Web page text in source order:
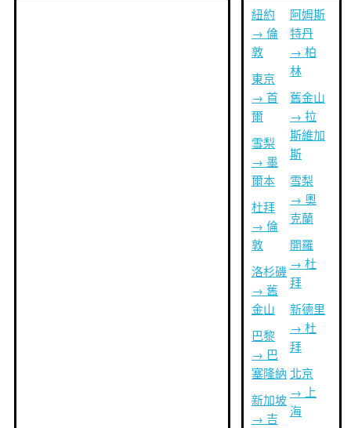
紐約
→ 倫
敦
東京
→ 首
爾
雪梨
→ 墨
爾本
杜拜
→ 倫
敦
洛杉磯
→ 舊
金山
巴黎
→ 巴
塞隆納
新加坡
→ 吉
阿姆斯
特丹
→ 柏
林
舊金山
→ 拉
斯維加
斯
雪梨
→ 奧
克蘭
開羅
→ 杜
拜
新德里
→ 杜
拜
北京
→ 上
海